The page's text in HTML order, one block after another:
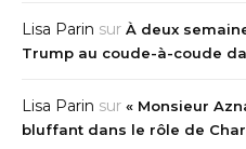
Lisa Parin sur À deux
Trump au coude-à-coude
Lisa Parin sur « Monsieur
bluffant dans le rôle de